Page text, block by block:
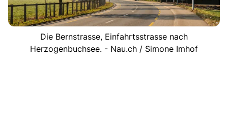
Die Bernstrasse, Einfahrtsstrasse nach
Herzogenbuchsee. - Nau.ch / Simone Imhof